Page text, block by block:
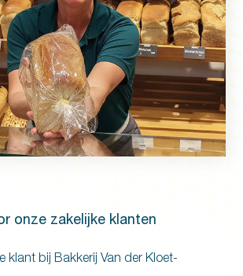
onze zakelijke klanten
klant bij Bakkerij Van der Kloet-